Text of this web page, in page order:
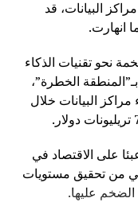
البيانات، قد
انهارت.
نحو تقنيات الذكاء
الخطرة”،
البيانات خلال
على الاقتصاد في
من تحقيق مستويات
الضخم عليها.